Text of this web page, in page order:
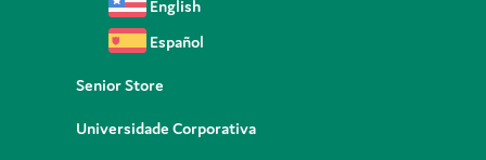
English
Español
Senior Store
Universidade Corporativa